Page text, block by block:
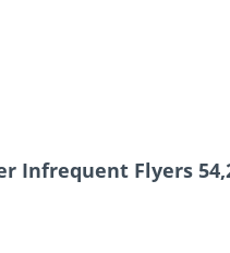
Infrequent Flyers